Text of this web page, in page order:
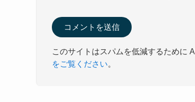
このサイトはスパムを低減するために
をご覧ください。